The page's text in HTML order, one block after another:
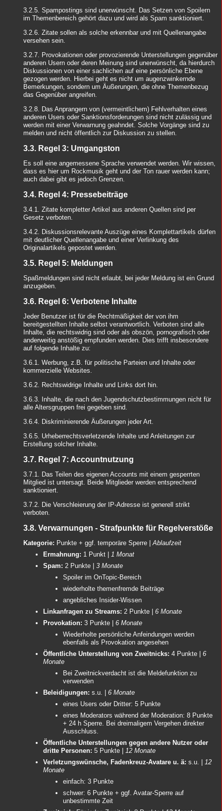
3.2.5. Spampostings sind unerwünscht. Das Setzen von Spoilern
im Themenbereich gehört dazu und wird als Spam sanktioniert.
3.2.6. Zitate sollen als solche erkennbar und mit Quellenangabe
versehen sein.
3.2.7. Provokationen oder provozierende Unterstellungen gegenüber
anderen Usern oder deren Meinung sind unerwünscht, da hierdurch
Diskussionen von einer sachlichen auf eine persönliche Ebene
gezogen werden. Hierbei geht es nicht um augenzwinkernde
Bemerkungen, sondern um Äußerungen, die ohne Themenbezug
das Gegenüber angreifen.
3.2.8. Das Anprangern von (vermeintlichem) Fehlverhalten eines
anderen Users oder Sanktionsforderungen sind nicht zulässig und
werden mit einer Verwarnung geahndet. Solche Vorgänge sind zu
melden und nicht öffentlich zur Diskussion zu stellen.
3.3. Regel 3: Umgangston
Es soll eine angemessene Sprache verwendet werden. Wir wissen,
dass es hier um Rockmusik geht und der Ton rauer werden kann;
auch dabei gibt es jedoch Grenzen.
3.4. Regel 4: Pressebeiträge
3.4.1. Zitate kompletter Artikel aus anderen Quellen sind per
Gesetz verboten.
3.4.2. Diskussionsrelevante Auszüge eines Komplettartikels dürfen
mit deutlicher Quellenangabe und einer Verlinkung des
Originalartikels gepostet werden.
3.5. Regel 5: Meldungen
Spaßmeldungen sind nicht erlaubt, bei jeder Meldung ist ein Grund
anzugeben.
3.6. Regel 6: Verbotene Inhalte
Jeder Benutzer ist für die Rechtmäßigkeit der von ihm
bereitgestellten Inhalte selbst verantwortlich. Verboten sind alle
Inhalte, die rechtswidrig sind oder als obszön, pornografisch oder
anderweitig anstößig empfunden werden. Dies trifft insbesondere
auf folgende Inhalte zu:
3.6.1. Werbung, z.B. für politische Parteien und Inhalte oder
kommerzielle Websites.
3.6.2. Rechtswidrige Inhalte und Links dort hin.
3.6.3. Inhalte, die nach den Jugendschutzbestimmungen nicht für
alle Altersgruppen frei gegeben sind.
3.6.4. Diskriminierende Äußerungen jeder Art.
3.6.5. Urheberrechtsverletzende Inhalte und Anleitungen zur
Erstellung solcher Inhalte.
3.7. Regel 7: Accountnutzung
3.7.1. Das Teilen des eigenen Accounts mit einem gesperrten
Mitglied ist untersagt. Beide Mitglieder werden entsprechend
sanktioniert.
3.7.2. Die Verschleierung der IP-Adresse ist generell strikt
verboten.
3.8. Verwarnungen - Strafpunkte für Regelverstöße
Kategorie: Punkte + ggf. temporäre Sperre | Ablaufzeit
Ermahnung: 1 Punkt |
1 Monat
Spam: 2 Punkte | 3 Monate
Spoiler im OnTopic-Bereich
wiederholte themenfremde Beiträge
angebliches Insider-Wissen
Linkanfragen zu Streams: 2 Punkte | 6 Monate
Provokation: 3 Punkte | 6 Monate
Wiederholte persönliche Anfeindungen werden
ebenfalls als Provokation angesehen
Öffentliche Unterstellung von Zweitnicks: 4 Punkte | 6
Monate
Bei Zweitnickverdacht ist die Meldefunktion zu
verwenden
Beleidigungen: s.u. | 6 Monate
eines Users oder Dritter: 5 Punkte
eines Moderators während der Moderation: 8 Punkte
+ 24 h Sperre. Bei dreimaligem Vergehen direkter
Ausschluss.
Öffentliche Unterstellungen gegen andere Nutzer oder
dritte Personen: 5 Punkte |
12 Monate
Verletzungswünsche, Fadenkreuz-Avatare u. ä: s.u. |
12
Monate
einfach: 3 Punkte
schwer: 6 Punkte + ggf. Avatar-Sperre auf
unbestimmte Zeit